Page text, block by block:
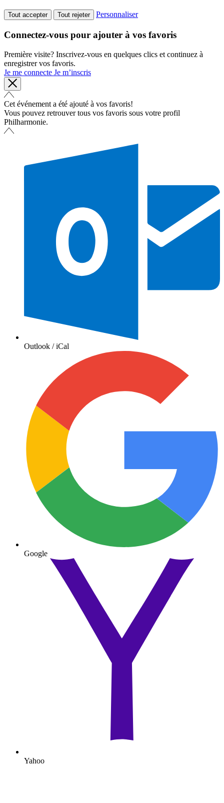
Tout accepter Tout rejeter Personnaliser
Connectez-vous pour ajouter à vos favoris
Première visite? Inscrivez-vous en quelques clics et continuez à
enregistrer vos favoris.
Je me connecte Je m’inscris
Cet événement a été ajouté à vos favoris!
Vous pouvez retrouver tous vos favoris sous votre profil
Philharmonie.
Outlook / iCal
Google
Yahoo